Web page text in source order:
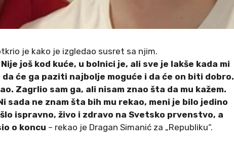
je kako je izgledao susret sa njim.
još kod kuće, u bolnici je, ali sve je lakše kada mi
će ga paziti najbolje moguće i da će on biti dobro.
Zagrlio sam ga, ali nisam znao šta da mu kažem.
sada ne znam šta bih mu rekao, meni je bilo jedino
ispravno, živo i zdravo na Svetsko prvenstvo, a
o koncu – rekao je Dragan Simanić za „Republiku“.